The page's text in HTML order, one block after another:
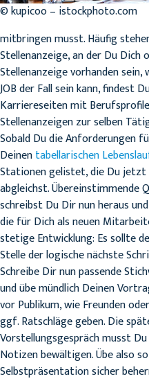
© kupicoo – istockphoto.com
mitbringen musst. Häufig
Stellenanzeige, an der Du
Stellenanzeige vorhanden sein,
JOB der Fall sein kann, findest
Karriereseiten mit
Stellenanzeigen zur selben
Sobald Du die Anforderungen
Deinentabellarischen
Stationen gelistet, die Du
abgleichst. Übereinstimmende
schreibst Du Dir nun heraus
die für Dich als neuen
stetige Entwicklung: Es sollte
Stelle der logische nächste
Schreibe Dir nun passende
und übe mündlich Deinen
vor Publikum, wie Freunden
ggf. Ratschläge geben. Die
Vorstellungsgespräch musst
Notizen bewältigen. Übe also
Selbstpräsentation sicher